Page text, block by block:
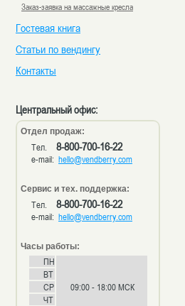
Заказ-заявка на массажные кресла
Гостевая книга
Статьи по вендингу
Контакты
Центральный офис:
Отдел продаж:
Тел. 8-800-700-16-22
e-mail: hello@vendberry.com
Сервис и тех. поддержка:
Тел. 8-800-700-16-22
e-mail: hello@vendberry.com
Часы работы:
ПН
09:00 - 18:00 МСК
ВТ
СР
ЧТ